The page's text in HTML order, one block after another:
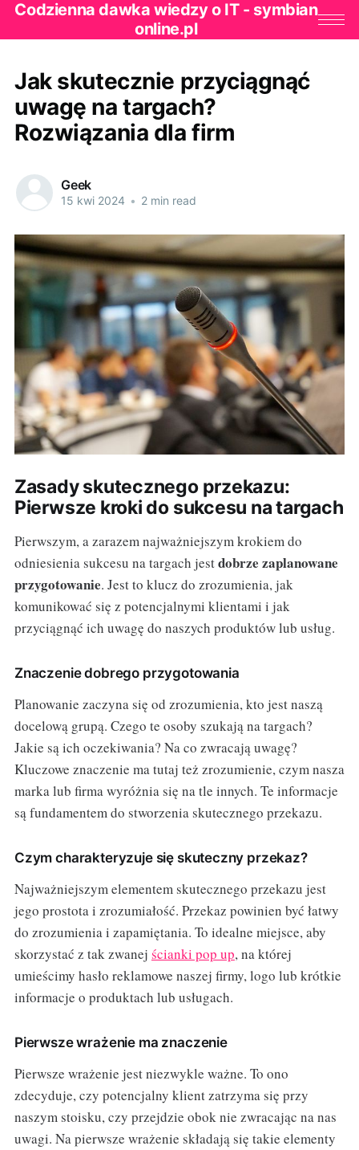
Codzienna dawka wiedzy o IT - symbian
online.pl
Jak skutecznie przyciągnąć
uwagę na targach?
Rozwiązania dla firm
Geek
15 kwi 2024 • 2 min read
Zasady skutecznego przekazu:
Pierwsze kroki do sukcesu na targach
Pierwszym, a zarazem najważniejszym krokiem do
odniesienia sukcesu na targach jestdobrze zaplanowane
przygotowanie. Jest to klucz do zrozumienia, jak
komunikować się z potencjalnymi klientami i jak
przyciągnąć ich uwagę do naszych produktów lub usług.
Znaczenie dobrego przygotowania
Planowanie zaczyna się od zrozumienia, kto jest naszą
docelową grupą. Czego te osoby szukają na targach?
Jakie są ich oczekiwania? Na co zwracają uwagę?
Kluczowe znaczenie ma tutaj też zrozumienie, czym nasza
marka lub firma wyróżnia się na tle innych. Te informacje
są fundamentem do stworzenia skutecznego przekazu.
Czym charakteryzuje się skuteczny przekaz?
Najważniejszym elementem skutecznego przekazu jest
jego prostota i zrozumiałość. Przekaz powinien być łatwy
do zrozumienia i zapamiętania. To idealne miejsce, aby
skorzystać z tak zwanej ścianki pop up, na której
umieścimy hasło reklamowe naszej firmy, logo lub krótkie
informacje o produktach lub usługach.
Pierwsze wrażenie ma znaczenie
Pierwsze wrażenie jest niezwykle ważne. To ono
zdecyduje, czy potencjalny klient zatrzyma się przy
naszym stoisku, czy przejdzie obok nie zwracając na nas
uwagi. Na pierwsze wrażenie składają się takie elementy